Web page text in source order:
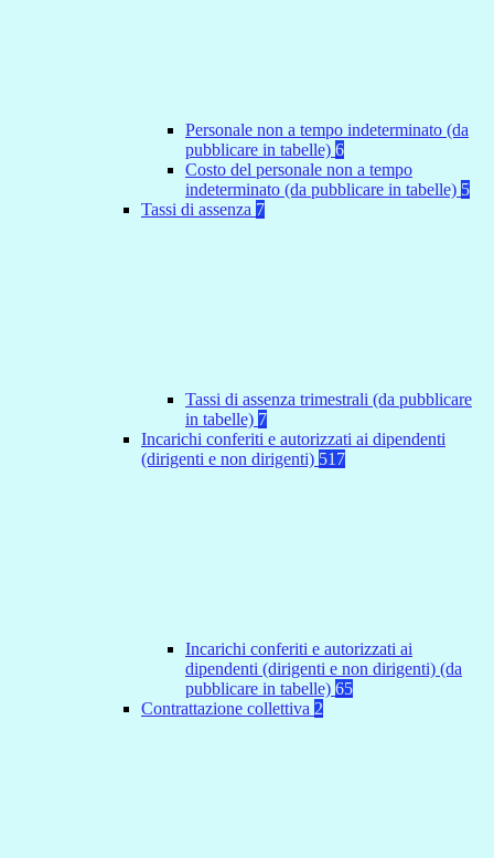
Personale non a tempo indeterminato (da
pubblicare in tabelle) 6
Costo del personale non a tempo
indeterminato (da pubblicare in tabelle) 5
Tassi di assenza 7
Tassi di assenza trimestrali (da pubblicare
in tabelle) 7
Incarichi conferiti e autorizzati ai dipendenti
(dirigenti e non dirigenti) 517
Incarichi conferiti e autorizzati ai
dipendenti (dirigenti e non dirigenti) (da
pubblicare in tabelle) 65
Contrattazione collettiva 2